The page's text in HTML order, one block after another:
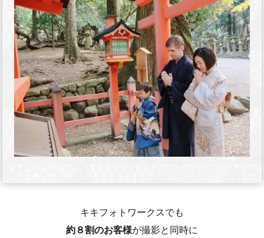
キキフォトワークスでも
約８割のお客様が撮影と同時に